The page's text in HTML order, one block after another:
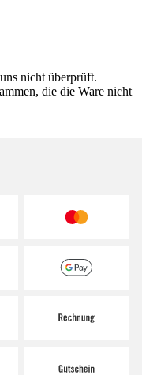
nicht überprüft.
die die Ware nicht